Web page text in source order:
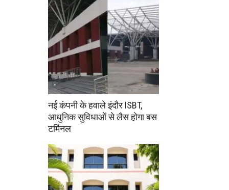
नई कंपनी के हवाले इंदौर ISBT,
आधुनिक सुविधाओं से लैस होगा बस
टर्मिनल